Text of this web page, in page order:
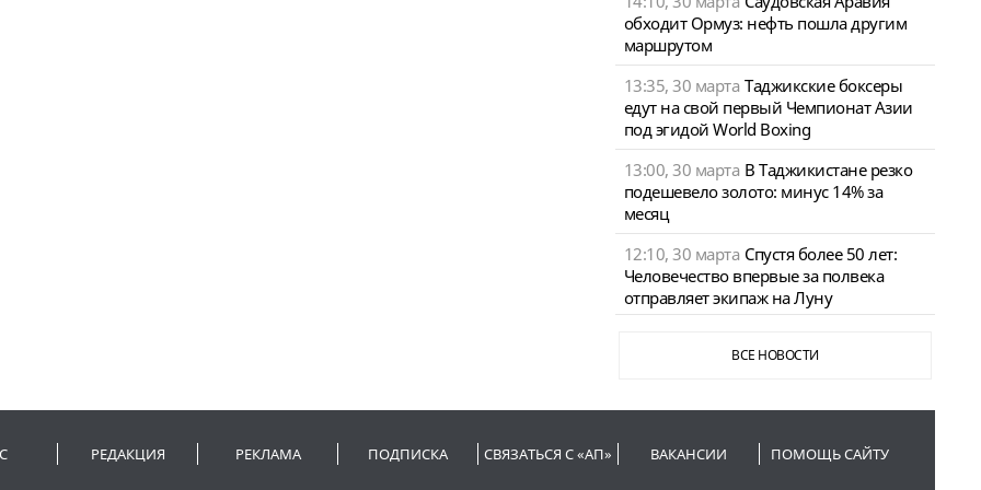
обходит Ормуз: нефть пошла другим
маршрутом
13:35, 30 марта Таджикские боксеры
едут на свой первый Чемпионат Азии
под эгидой World Boxing
13:00, 30 марта В Таджикистане резко
подешевело золото: минус 14% за
месяц
12:10, 30 марта Спустя более 50 лет:
Человечество впервые за полвека
отправляет экипаж на Луну
ВСЕ НОВОСТИ
РЕДАКЦИЯ РЕКЛАМА ПОДПИСКА СВЯЗАТЬСЯ С «АП» ВАКАНСИИ ПОМОЩЬ САЙТУ